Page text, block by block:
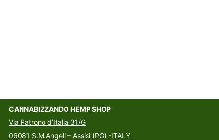
CANNABIZZANDO HEMP SHOP
Via Patrono d’Italia 31/G
06081 S.M.Angeli – Assisi (PG) -ITALY